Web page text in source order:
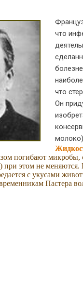
что
что
Он
погибают микробы,
при этом не
с укусами
Пастера